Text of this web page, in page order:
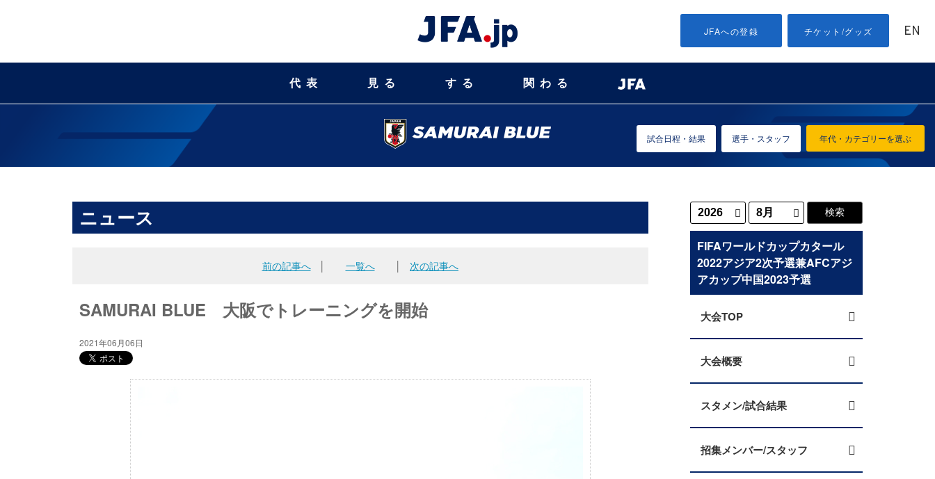
JFAへの登録 チケット/グッズ EN
代表 見る する 関わる
年代・カテゴリーを選ぶ
試合日程・結果 選手・スタッフ
ニュース
前の記事へ│ 一覧へ 次の記事へ
SAMURAI BLUE 大阪でトレーニングを開始
2021年06月06日
FIFAワールドカップカタール
2022アジア2次予選兼AFCアジ
アカップ中国2023予選
大会TOP
大会概要
スタメン/試合結果
招集メンバー/スタッフ